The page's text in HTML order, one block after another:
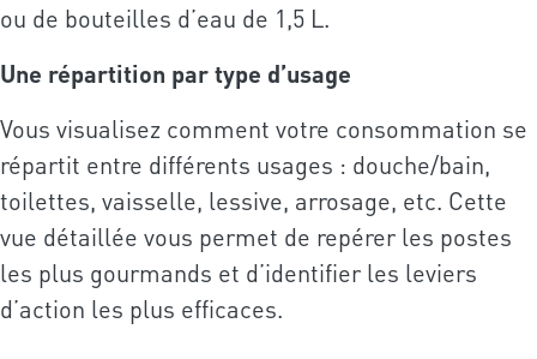
ou de bouteilles d’eau de 1,5 L.
Une répartition par type d’usage
Vous visualisez comment votre consommation se
répartit entre différents usages : douche/bain,
toilettes, vaisselle, lessive, arrosage, etc. Cette
vue détaillée vous permet de repérer les postes
les plus gourmands et d’identifier les leviers
d’action les plus efficaces.